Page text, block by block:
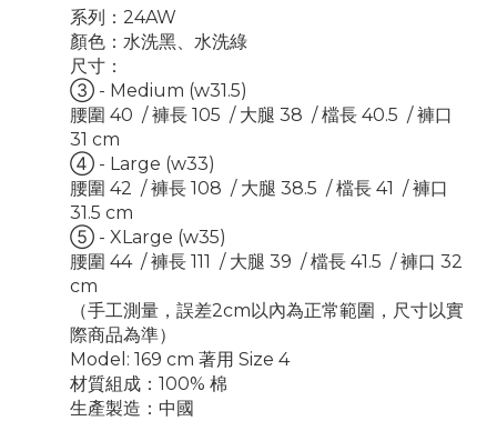
系列：24AW
顏色：水洗黑、水洗綠
尺寸：
③ - Medium (w31.5)
腰圍 40 / 褲長 105 / 大腿 38 / 檔長 40.5 / 褲口
31 cm
④ - Large (w33)
腰圍 42 / 褲長 108 / 大腿 38.5 / 檔長 41 / 褲口
31.5 cm
⑤ - XLarge (w35)
腰圍 44 / 褲長 111 / 大腿 39 / 檔長 41.5 / 褲口 32
cm
（手工測量，誤差2cm以內為正常範圍，尺寸以實
際商品為準）
Model: 169 cm 著用 Size 4
材質組成：100% 棉
生產製造：中國